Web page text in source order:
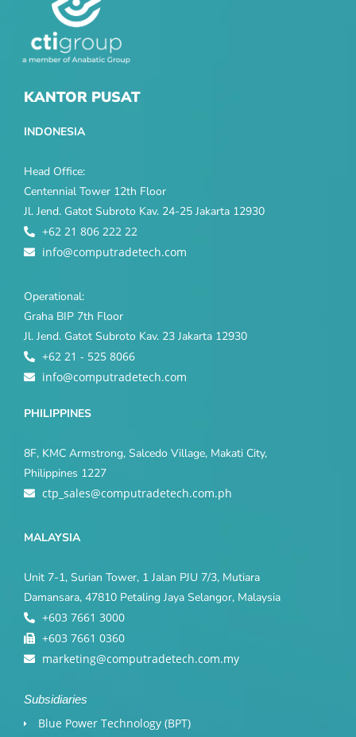
KANTOR PUSAT
INDONESIA
Head Office:
Centennial Tower 12th Floor
Jl. Jend. Gatot Subroto Kav. 24-25 Jakarta 12930
+62 21 806 222 22
info@computradetech.com
Operational:
Graha BIP 7th Floor
Jl. Jend. Gatot Subroto Kav. 23 Jakarta 12930
+62 21 - 525 8066
info@computradetech.com
PHILIPPINES
8F, KMC Armstrong, Salcedo Village, Makati City,
Philippines 1227
ctp_sales@computradetech.com.ph
MALAYSIA
Unit 7-1, Surian Tower, 1 Jalan PJU 7/3, Mutiara
Damansara, 47810 Petaling Jaya Selangor, Malaysia
+603 7661 3000
+603 7661 0360
marketing@computradetech.com.my
Subsidiaries
Blue Power Technology (BPT)​